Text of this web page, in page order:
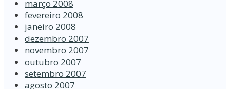
março 2008
fevereiro 2008
janeiro 2008
dezembro 2007
novembro 2007
outubro 2007
setembro 2007
agosto 2007